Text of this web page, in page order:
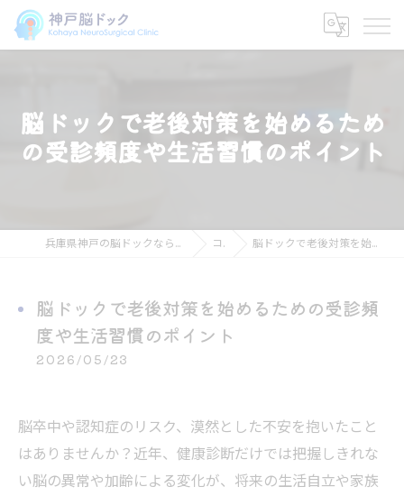
脳ドックで老後対策を始めるため
の受診頻度や生活習慣のポイント
兵庫県神戸の脳ドックなら神戸脳ドック こはや脳神経外科クリニック コラム 脳ドックで老後対策を始めるための受診頻度や生活習慣のポイント
脳ドックで老後対策を始めるための受診頻
度や生活習慣のポイント
2026/05/23
脳卒中や認知症のリスク、漠然とした不安を抱いたこと
はありませんか？近年、健康診断だけでは把握しきれな
い脳の異常や加齢による変化が、将来の生活自立や家族